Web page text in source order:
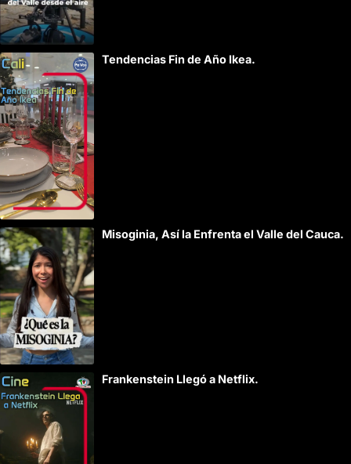
Tendencias Fin de Año Ikea.
Misoginia, Así la Enfrenta el Valle del Cauca.
Frankenstein Llegó a Netflix.